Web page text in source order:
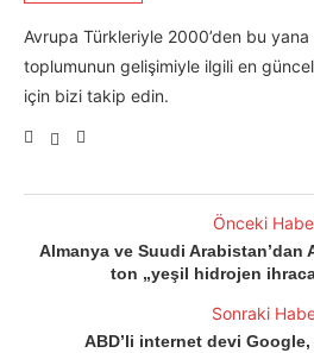
Avrupa Türkleriyle 2000’den bu
toplumunun gelişimiyle ilgili en
için bizi takip edin.
Önceki
Almanya ve Suudi Arabistan’dan
ton „yeşil hidrojen
Sonraki
ABD’li internet devi